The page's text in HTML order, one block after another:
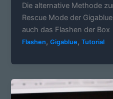
Die alternative Methode
Rescue Mode der
auch das Flashen der Box
Flashen,Gigablue,Tutorial